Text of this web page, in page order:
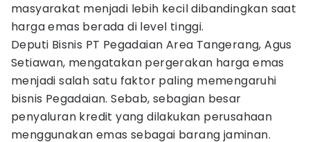
masyarakat menjadi lebih kecil dibandingkan saat
harga emas berada di level tinggi.
Deputi Bisnis PT Pegadaian Area Tangerang, Agus
Setiawan, mengatakan pergerakan harga emas
menjadi salah satu faktor paling memengaruhi
bisnis Pegadaian. Sebab, sebagian besar
penyaluran kredit yang dilakukan perusahaan
menggunakan emas sebagai barang jaminan.